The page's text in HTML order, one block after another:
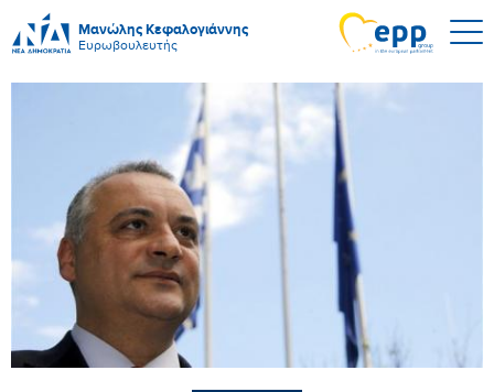
Μανώλης Κεφαλογιάννης
Ευρωβουλευτής